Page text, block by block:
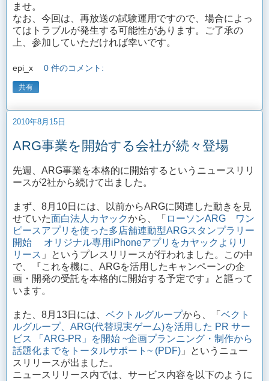
ませ。
なお、今回は、再放送の試験運用ですので、場合によっ
てはトラブルが発生する可能性があります。ご了承の
上、参加していただければ幸いです。
epi_x 0 件のコメント:
共有
2010年8月15日
ARG事業を開始する会社が続々登場
先週、ARG事業を本格的に開始するというニュースリリ
ースが2社から続けて出ました。
まず、8月10日には、以前からARGに関連した動きを見
せていた面白法人カヤックから、「 ローソンARG ワン
ピースアプリを使った多店舗連動型ARGスタンプラリー
開始 オリジナル専用iPhoneアプリをカヤックよりリ
リース 」というプレスリリースが行われました。この中
で、『これを機に、ARGを活用したキャンペーンの企
画・開発の受託を本格的に開始する予定です』と謳って
います。
また、8月13日には、 ベクトルグループから、「 ベクト
ルグループ、ARG(代替現実ゲーム)を活用した PR サー
ビス 「ARG-PR」を開始 ~企画プランニング・制作から
話題化までをトータルサポート~ (PDF) 」というニュー
スリリースが出ました。
ニュースリリース内では、サービス内容を以下のように